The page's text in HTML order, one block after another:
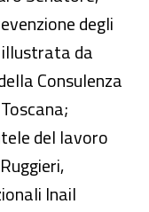
degli
da
Consulenza
del lavoro
Inail